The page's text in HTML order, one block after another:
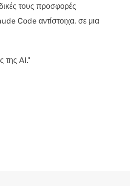
τους προσφορές
Code αντίστοιχα, σε μια
της AI."